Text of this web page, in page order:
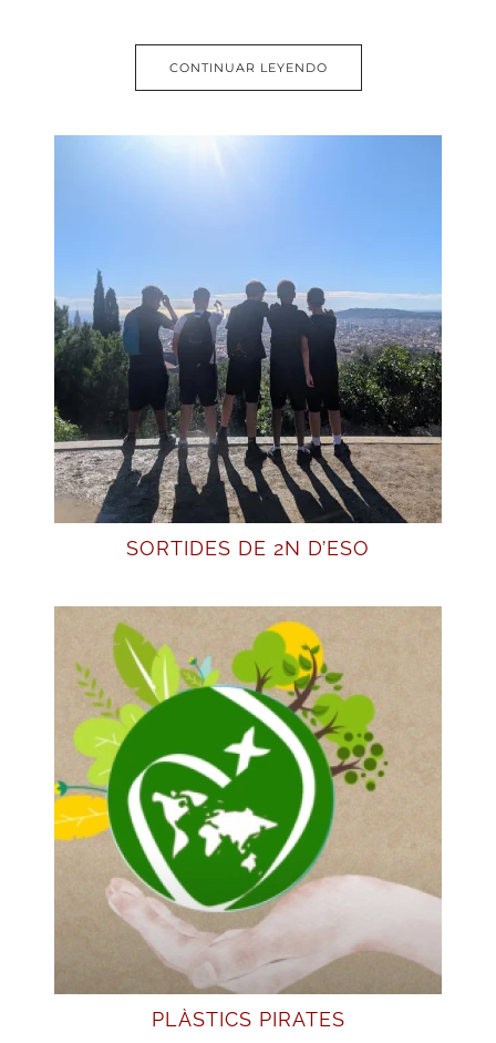
CONTINUAR LEYENDO
SORTIDES DE 2N D’ESO
PLÀSTICS PIRATES